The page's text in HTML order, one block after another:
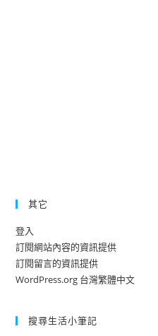
其它
登入
訂閱網站內容的資訊提供
訂閱留言的資訊提供
WordPress.org 台灣繁體中文
搜尋生活小筆記